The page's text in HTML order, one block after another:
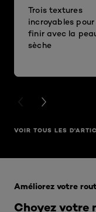
Trois textures
incroyables pour
finir avec la
sèche
PREVIOUS CARD
NEXT CARD
VOIR TOUS LES
Choyez votre
Améliorez votre